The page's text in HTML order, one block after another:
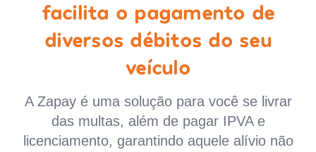
facilita o pagamento de
diversos débitos do seu
veículo
A Zapay é uma solução para você se livrar
das multas, além de pagar IPVA e
licenciamento, garantindo aquele alívio não